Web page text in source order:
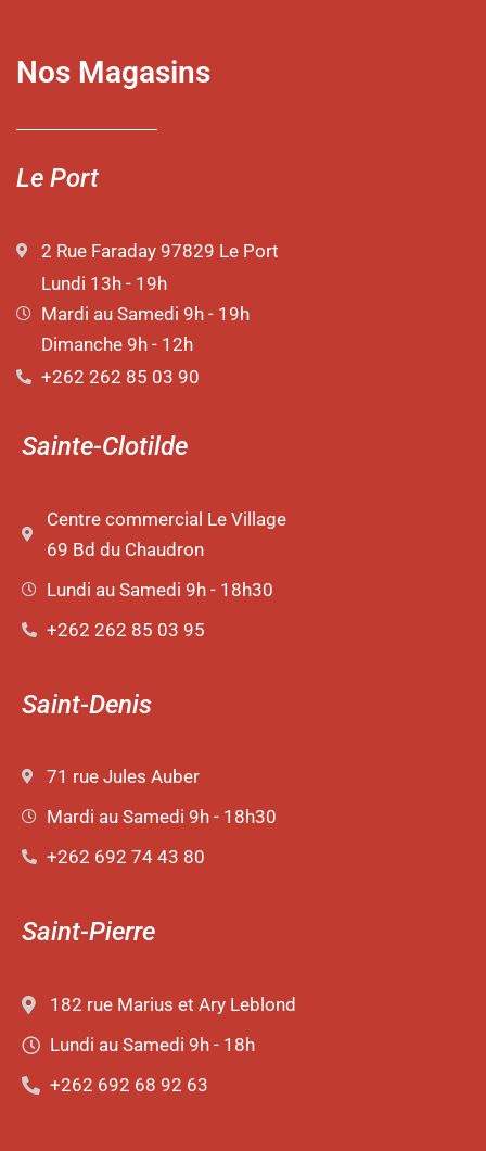
Nos Magasins
Le Port
2 Rue Faraday 97829 Le Port
Lundi 13h - 19h
Mardi au Samedi 9h - 19h
Dimanche 9h - 12h
+262 262 85 03 90
Sainte-Clotilde
Centre commercial Le Village
69 Bd du Chaudron
Lundi au Samedi 9h - 18h30
+262 262 85 03 95
Saint-Denis
71 rue Jules Auber
Mardi au Samedi 9h - 18h30
+262 692 74 43 80
Saint-Pierre
182 rue Marius et Ary Leblond
Lundi au Samedi 9h - 18h
+262 692 68 92 63